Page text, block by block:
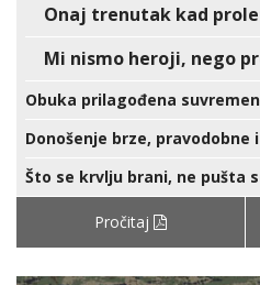
Onaj trenutak kad
Mi nismo heroji, nego
Obuka prilagođena
Donošenje brze, pravodobne
Što se krvlju brani, ne pušta
Pročitaj